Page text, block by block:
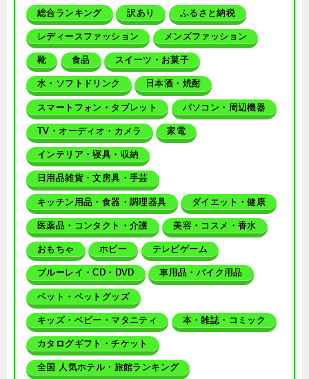
総合ランキング 訳あり ふるさと納税
レディースファッション メンズファッション
靴 食品 スイーツ・お菓子
水・ソフトドリンク 日本酒・焼酎
スマートフォン・タブレット パソコン・周辺機器
TV・オーディオ・カメラ 家電
インテリア・寝具・収納
日用品雑貨・文房具・手芸
キッチン用品・食器・調理器具 ダイエット・健康
医薬品・コンタクト・介護 美容・コスメ・香水
おもちゃ ホビー テレビゲーム
ブルーレイ・CD・DVD 車用品・バイク用品
ペット・ペットグッズ
キッズ・ベビー・マタニティ 本・雑誌・コミック
カタログギフト・チケット
全国 人気ホテル・旅館ランキング